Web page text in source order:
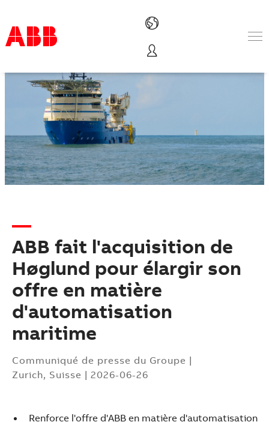
Produits & Services
Industries
Services
A propos
Où acheter
Contactez-nous
Carrières
ABB fait l'acquisition de
Høglund pour élargir son
offre en matière
d'automatisation
maritime
Communiqué de presse du Groupe |
Zurich, Suisse | 2026-06-26
Renforce l'offre d'ABB en matière d'automatisation